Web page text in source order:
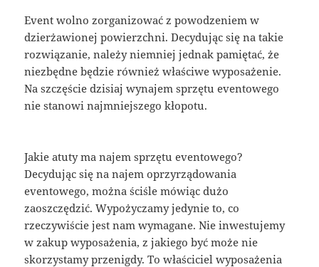
Event wolno zorganizować z powodzeniem w
dzierżawionej powierzchni. Decydując się na takie
rozwiązanie, należy niemniej jednak pamiętać, że
niezbędne będzie również właściwe wyposażenie.
Na szczęście dzisiaj wynajem sprzętu eventowego
nie stanowi najmniejszego kłopotu.
Jakie atuty ma najem sprzętu eventowego?
Decydując się na najem oprzyrządowania
eventowego, można ściśle mówiąc dużo
zaoszczędzić. Wypożyczamy jedynie to, co
rzeczywiście jest nam wymagane. Nie inwestujemy
w zakup wyposażenia, z jakiego być może nie
skorzystamy przenigdy. To właściciel wyposażenia